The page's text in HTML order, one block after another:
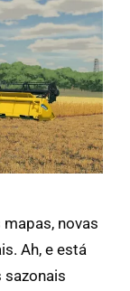
novas
Ah, e está
sazonais